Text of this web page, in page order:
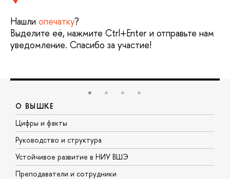
Нашли опечатку?
Выделите её, нажмите Ctrl+Enter и отправьте нам
уведомление. Спасибо за участие!
О ВЫШКЕ
Цифры и факты
Руководство и структура
Устойчивое развитие в НИУ ВШЭ
Преподаватели и сотрудники